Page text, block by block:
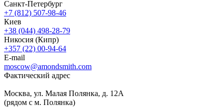
Санкт-Петербург
+7 (812) 507-98-46
Киев
+38 (044) 498-28-79
Никосия (Кипр)
+357 (22) 00-94-64
E-mail
moscow@amondsmith.com
Фактический адрес
Москва, ул. Малая Полянка, д. 12А
(рядом с м. Полянка)